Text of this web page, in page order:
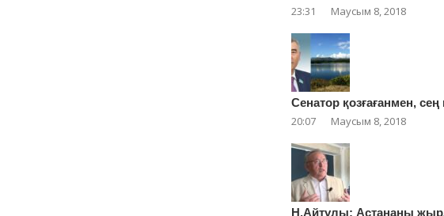
23:31 Маусым 8, 2018
Сенатор қозғағанмен,
20:07 Маусым 8, 2018
Н.Айтұлы: Астананы